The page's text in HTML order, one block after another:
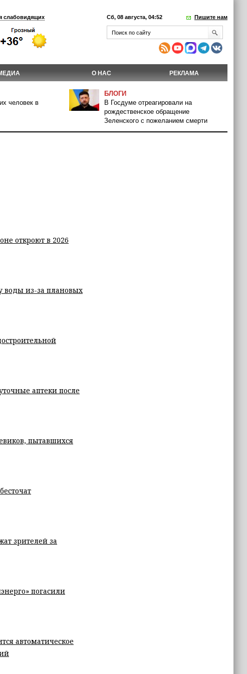
слабовидящих Сб, 08 августа, 04:52 Пишите нам
О НАС РЕКЛАМА
человек в
БЛОГИ
В Госдуме отреагировали на
рождественское обращение
Зеленского с пожеланием смерти
откроют в 2026
воды из-за плановых
аптеки после
пытавшихся
зрителей за
погасили
автоматическое